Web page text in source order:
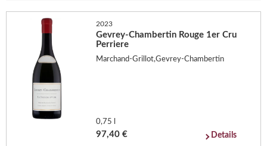
2023
Gevrey-Chambertin Rouge 1er Cru
Perriere
Marchand-Grillot,Gevrey-Chambertin
0,75 l
97,40 € Details